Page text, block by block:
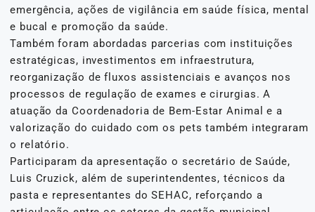
emergência, ações de vigilância em saúde física, mental
e bucal e promoção da saúde.
Também foram abordadas parcerias com instituições
estratégicas, investimentos em infraestrutura,
reorganização de fluxos assistenciais e avanços nos
processos de regulação de exames e cirurgias. A
atuação da Coordenadoria de Bem-Estar Animal e a
valorização do cuidado com os pets também integraram
o relatório.
Participaram da apresentação o secretário de Saúde,
Luis Cruzick, além de superintendentes, técnicos da
pasta e representantes do SEHAC, reforçando a